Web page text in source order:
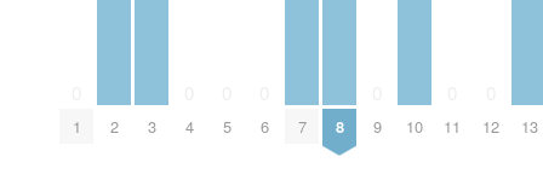
1 2 3 4 5 6 7 8 9 10 11 12 13